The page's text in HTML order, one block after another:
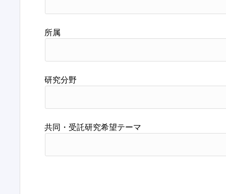
所属
研究分野
共同・受託研究希望テーマ